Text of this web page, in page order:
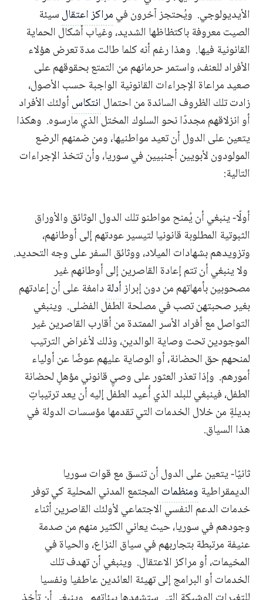
الأيديولوجي. ويُحتجز آخرون فيمراكز اعتقالسيئة
الصيت معروفة باكتظاظها الشديد، وغياب أشكال الحماية
القانونية فيها. وهذا رغم أنه كلما طالت مدة تعرض هؤلاء
الأفراد للعنف، واستمر حرمانهم من التمتع بحقوقهم على
صعيد مراعاة الإجراءات القانونية الواجبة حسب الأصول،
زادت تلك الظروف السائدة من احتمالانتكاسأولئك الأفراد
أو انزلاقهم مجددًا نحو السلوك المختل الذي مارسوه. وهكذا
يتعين على الدول أن تعيد مواطنيها، ومن ضمنهم الرضع
المولودون لأبويين أجنبيين في سوريا، وأن تتخذ الإجراءات
التالية:
أولًا- ينبغي أن يُمنح مواطنو تلك الدول الوثائق والأوراق
الثبوتية المطلوبة قانونيا لتيسير عودتهم إلى أوطانهم،
وتزويدهم بشهادات الميلاد، ووثائق السفر على وجه التحديد.
ولا ينبغي أن تتم إعادة القاصرين إلى أوطانهم غير
مصحوبين بأمهاتهم من دون إبرازأدلةدامغة على أن إعادتهم
بغير صحبتهن تصب في مصلحة الطفل الفضلى. وينبغي
التواصل مع أفراد الأسر الممتدة من أقارب القاصرين غير
الموجودين تحت وصاية الوالدين، وذلك لأغراض الترتيب
لمنحهم حق الحضانة، أو الوصاية عليهم عوضًا عن أولياء
أمورهم. وإذا تعذر العثور على وصيٍ قانوني مؤهلٍ لحضانة
الطفل، فينبغي للبلد الذي أُعيد الطفل إليه أن يعد ترتيباتٍ
بديلةٍ من خلال الخدمات التي تقدمها مؤسسات الدولة في
هذا السياق.
ثانيًا- يتعين على الدول أن تنسق مع قوات سوريا
الديمقراطية ومنظماتالمجتمع المدني المحلية كي توفر
خدمات الدعم النفسي الاجتماعي لأولئك القاصرين أثناء
وجودهم في سوريا، حيث يعاني الكثير منهم من صدمة
عنيفة مرتبطة بتجاربهم في سياق النزاع، والحياة في
المخيمات، أو مراكز الاعتقال. وينبغي أن تهدف تلك
الخدمات أو البرامج إلى تهيئة العائدين عاطفيا ونفسيا